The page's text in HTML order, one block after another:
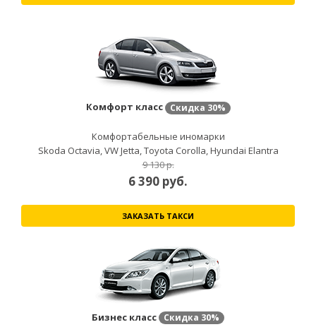
Комфорт класс Скидка 30%
Комфортабельные иномарки
Skoda Octavia, VW Jetta, Toyota Corolla, Hyundai Elantra
9 130 р.
6 390 руб.
ЗАКАЗАТЬ ТАКСИ
Бизнес класс Скидка 30%